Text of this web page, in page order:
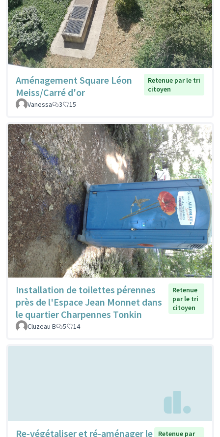
Aménagement Square Léon
Meiss/Carré d'or
Retenue par le tri
citoyen
Vanessa
3 15
Installation de toilettes pérennes
près de l'Espace Jean Monnet dans
le quartier Charpennes Tonkin
Retenue
par le tri
citoyen
Cluzeau B 5 14
Re-végétaliser et ré-aménager le Retenue par